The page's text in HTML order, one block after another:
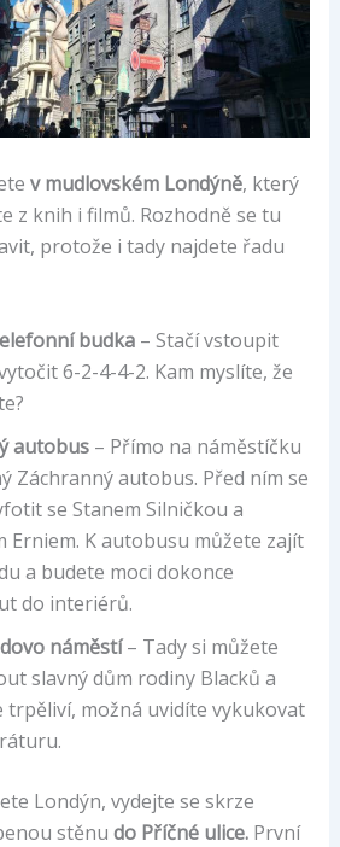
v mudlovském Londýně, který
z knih i filmů. Rozhodně se tu
protože i tady najdete řadu
budka– Stačí vstoupit
6-2-4-4-2. Kam myslíte, že
autobus – Přímo na náměstíčku
Záchranný autobus. Před ním se
se Stanem Silničkou a
Erniem. K autobusu můžete zajít
a budete moci dokonce
do interiérů.
náměstí– Tady si můžete
slavný dům rodiny Blacků a
trpěliví, možná uvidíte vykukovat
Londýn, vydejte se skrze
stěnu do Příčné ulice. První